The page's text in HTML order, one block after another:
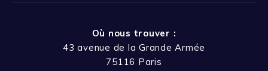
Où nous trouver :
43 avenue de la Grande Armée
75116 Paris